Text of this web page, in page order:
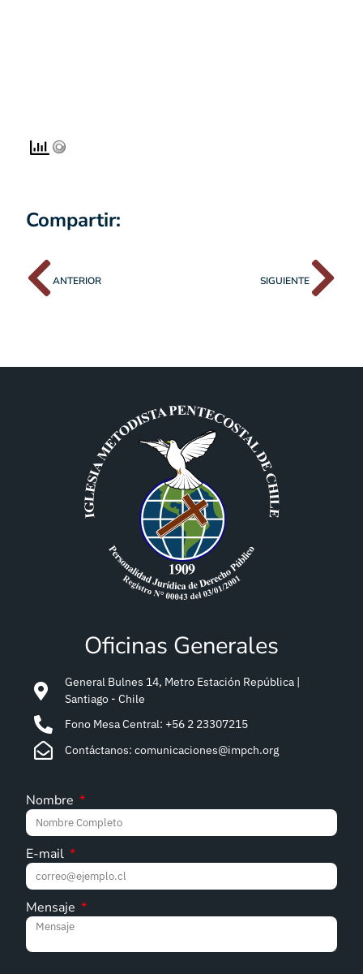
Compartir:
ANTERIOR SIGUIENTE
Oficinas Generales
General Bulnes 14, Metro Estación República |
Santiago - Chile
Fono Mesa Central: +56 2 23307215
Contáctanos: comunicaciones@impch.org
Nombre
E-mail
Mensaje